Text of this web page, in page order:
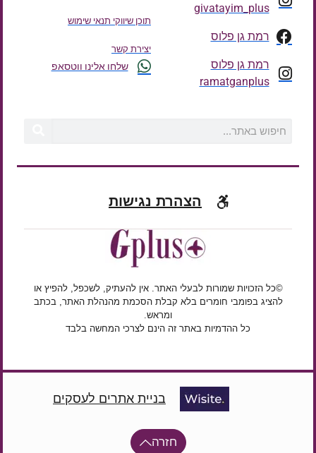
givatayim_plus
רמת גן פלוס
רמת גן פלוס
ramatganplus
תוכן שיווקי תנאי שימוש
יצירת קשר
שלחו אלינו ווטסאפ
הצהרת נגישות
©כל הזכויות שמורות לבעלי האתר. אין להעתיק, לשכפל, להפיץ או
להציג בפומבי חומרים בלא קבלת הסכמת מהנהלת האתר, בכתב
ומראש.
כל ההדמיות באתר זה הינם לצרכי המחשה בלבד
בניית אתרים לעסקים
חזרה